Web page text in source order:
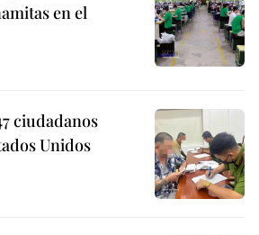
en el
ciudadanos
Unidos